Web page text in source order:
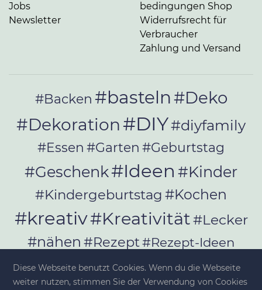
Jobs
Newsletter
be­din­gun­gen Shop
Widerrufsrecht für
Verbraucher
Zahlung und Versand
#Backen #basteln#Deko
#Dekoration #DIY#diyfamily
#Essen #Garten #Geburtstag
#Geschenk#Ideen #Kinder
#Kindergeburtstag #Kochen
#kreativ#Kreativität#Lecker
#nähen #Rezept#Rezept-Ideen
#Rezepte#selber_bauen
#selber_machen
Diese Webseite benutzt Cookies. Wenn du die Webseite
weiter nutzen, stimmen Sie der Verwendung von Cookies